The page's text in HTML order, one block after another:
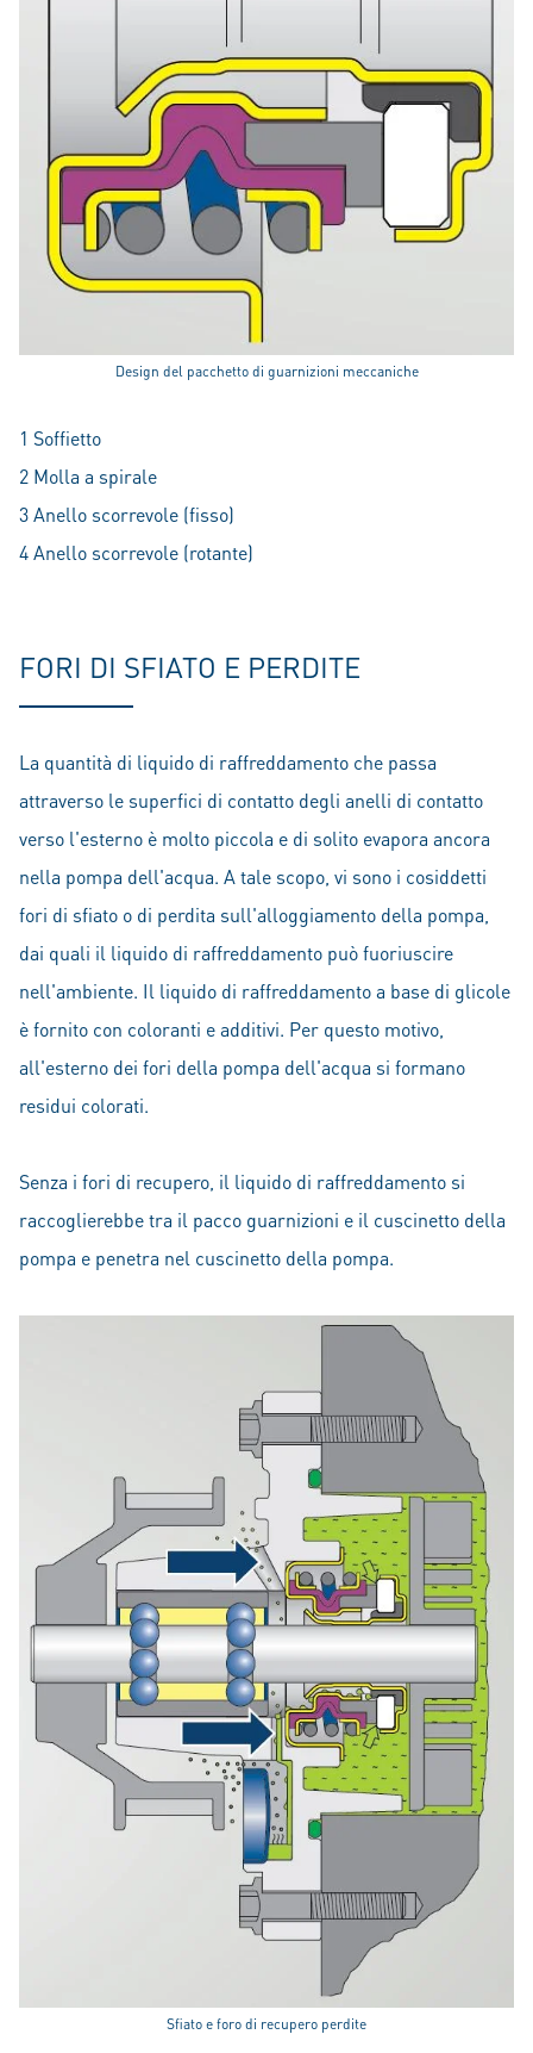
Design del pacchetto di guarnizioni meccaniche
1 Soffietto
2 Molla a spirale
3 Anello scorrevole (fisso)
4 Anello scorrevole (rotante)
FORI DI SFIATO E PERDITE
La quantità di liquido di raffreddamento che passa
attraverso le superfici di contatto degli anelli di contatto
verso l'esterno è molto piccola e di solito evapora ancora
nella pompa dell'acqua. A tale scopo, vi sono i cosiddetti
fori di sfiato o di perdita sull'alloggiamento della pompa,
dai quali il liquido di raffreddamento può fuoriuscire
nell'ambiente. Il liquido di raffreddamento a base di glicole
è fornito con coloranti e additivi. Per questo motivo,
all'esterno dei fori della pompa dell'acqua si formano
residui colorati.
Senza i fori di recupero, il liquido di raffreddamento si
raccoglierebbe tra il pacco guarnizioni e il cuscinetto della
pompa e penetra nel cuscinetto della pompa.
Sfiato e foro di recupero perdite